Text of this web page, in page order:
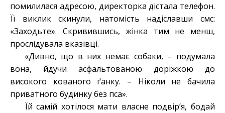
помилилася адресою, директорка дістала телефон.
Її виклик скинули, натомість надіславши смс:
«Заходьте». Скривившись, жінка тим не менш,
прослідувала вказівці.
«Дивно, що в них немає собаки, – подумала
вона, йдучи асфальтованою доріжкою до
високого кованого ґанку. – Ніколи не бачила
приватного будинку без пса».
Їй самій хотілося мати власне подвір’я, бодай